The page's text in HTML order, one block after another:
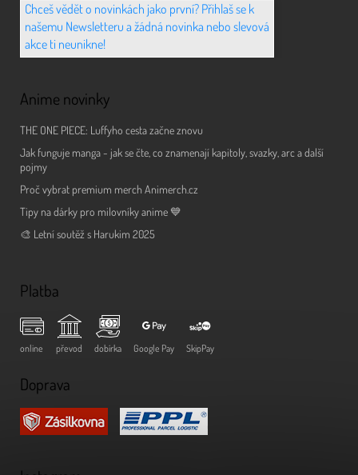
Chceš vědět o novinkách jako první? Přihlaš se k
našemu Newsletteru a žádná novinka nebo slevová
akce ti neunikne!
Anime novinky
THE ONE PIECE: Luffyho cesta začne znovu
Jak funguje manga - jak se čte, co znamenají kapitoly, svazky, arc a další
pojmy
Proč vybrat premium merch Animerch.cz
Tipy na dárky pro milovníky anime 💙
🎨 Letní soutěž s Harukim 2025
Platba
online převod dobírka Google Pay SkipPay
Doprava